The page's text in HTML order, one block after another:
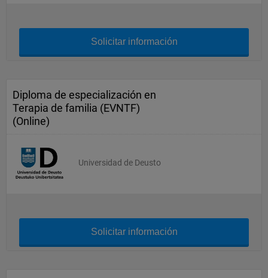
Solicitar información
Diploma de especialización en
Terapia de familia (EVNTF)
(Online)
Universidad de Deusto
Solicitar información